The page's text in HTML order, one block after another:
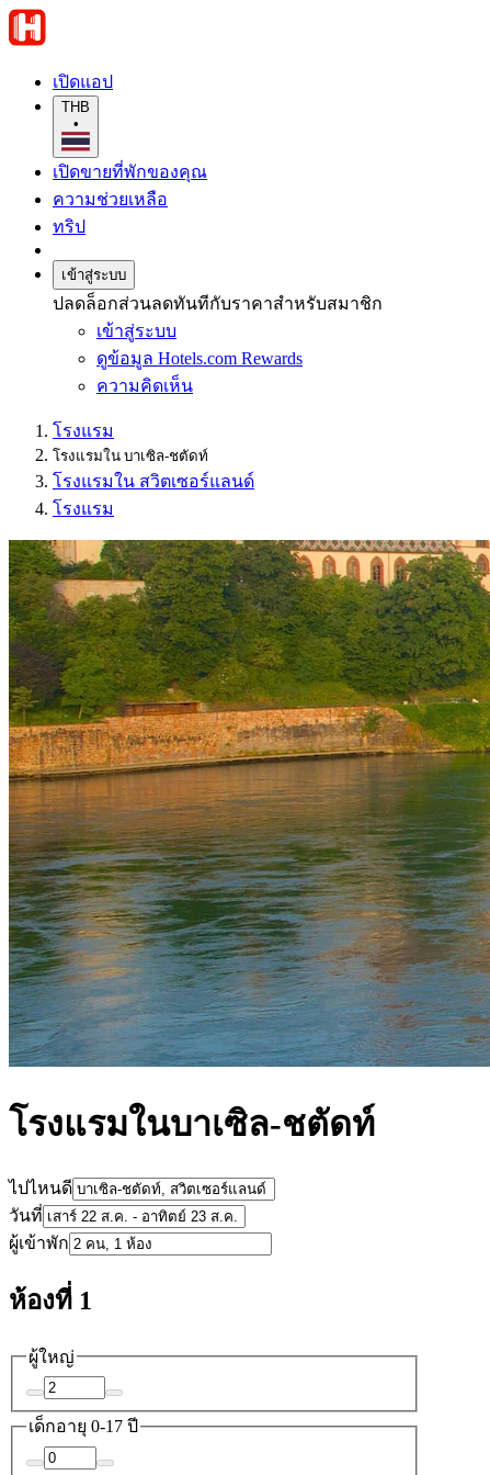
เปิดแอป
THB
•
เปิดขายที่พักของคุณ
ความช่วยเหลือ
ทริป
เข้าสู่ระบบ
ปลดล็อกส่วนลดทันทีกับราคาสำหรับสมาชิก
เข้าสู่ระบบ
ดูข้อมูล Hotels.com Rewards
ความคิดเห็น
โรงแรม
โรงแรมใน บาเซิล-ชตัดท์
โรงแรมใน สวิตเซอร์แลนด์
โรงแรม
โรงแรมในบาเซิล-ชตัดท์
ไปไหนดี
วันที่
ผู้เข้าพัก
ห้องที่ 1
ผู้ใหญ่
เด็กอายุ 0-17 ปี